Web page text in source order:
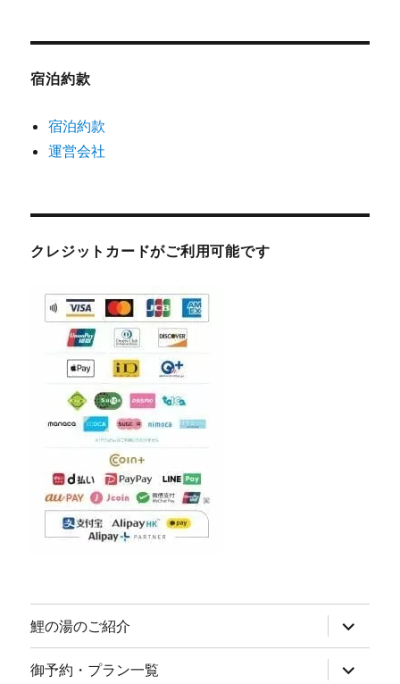
知
せ
宿泊約款
宿泊約款
運営会社
クレジットカードがご利用可能です
鯉の湯のご紹介
ブ
メ
ニ
ュ
御予約・プラン一覧
ブ